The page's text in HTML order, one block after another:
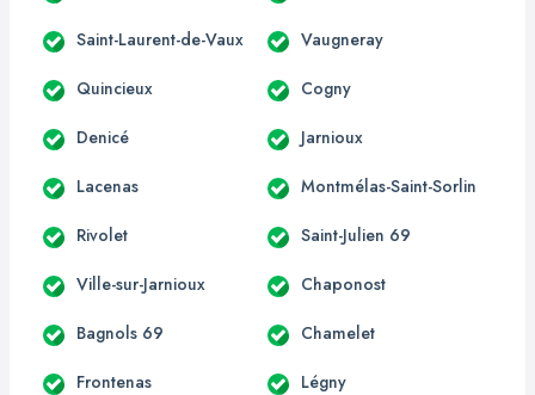
Saint-Laurent-de-Vaux Vaugneray
Quincieux Cogny
Denicé Jarnioux
Lacenas Montmélas-Saint-Sorlin
Rivolet Saint-Julien 69
Ville-sur-Jarnioux Chaponost
Bagnols 69 Chamelet
Frontenas Légny